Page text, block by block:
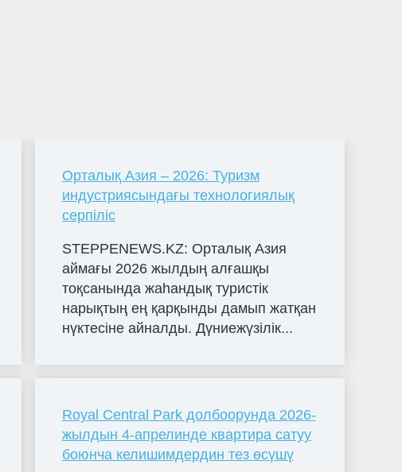
Орталық Азия – 2026: Туризм
индустриясындағы технологиялық
серпіліс
STEPPENEWS.KZ: Орталық Азия
аймағы 2026 жылдың алғашқы
тоқсанында жаһандық туристік
нарықтың ең қарқынды дамып жатқан
нүктесіне айналды. Дүниежүзілік...
Royal Central Park долбоорунда 2026-
жылдын 4-апрелинде квартира сатуу
боюнча келишимдердин тез өсүшү